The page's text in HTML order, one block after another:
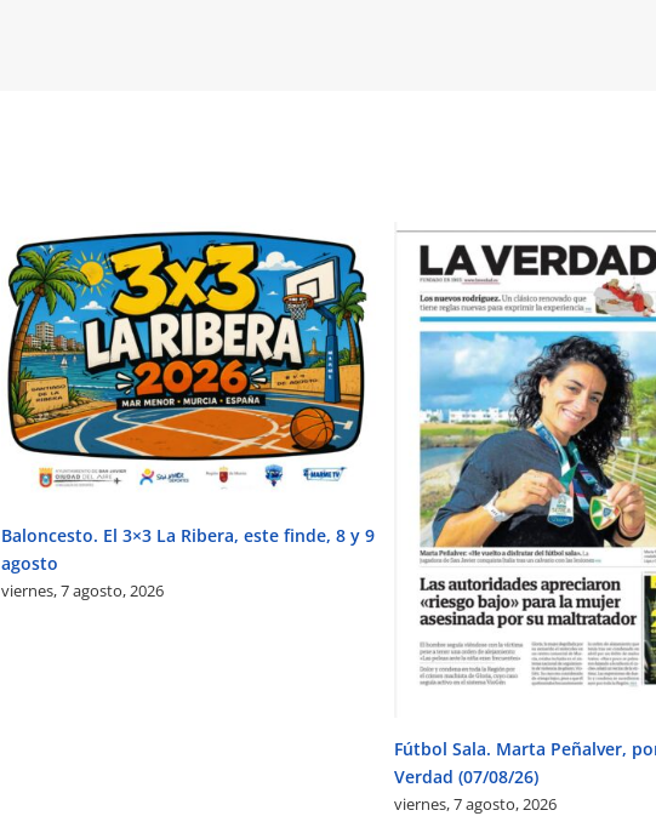
Baloncesto. El 3×3 La Ribera, este finde, 8 y 9
agosto
viernes, 7 agosto, 2026
Fútbol Sala. Marta Peñalver,
Verdad (07/08/26)
viernes, 7 agosto, 2026